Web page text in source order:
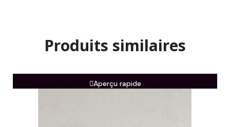
Produits similaires
Aperçu rapide